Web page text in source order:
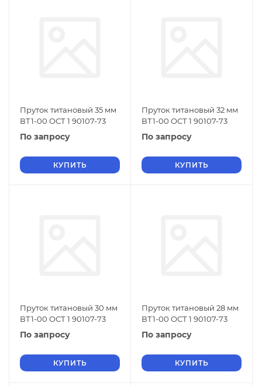
Пруток титановый 35 мм
ВТ1-00 ОСТ 1 90107-73
По запросу
КУПИТЬ
Пруток титановый 32 мм
ВТ1-00 ОСТ 1 90107-73
По запросу
КУПИТЬ
Пруток титановый 30 мм
ВТ1-00 ОСТ 1 90107-73
По запросу
КУПИТЬ
Пруток титановый 28 мм
ВТ1-00 ОСТ 1 90107-73
По запросу
КУПИТЬ